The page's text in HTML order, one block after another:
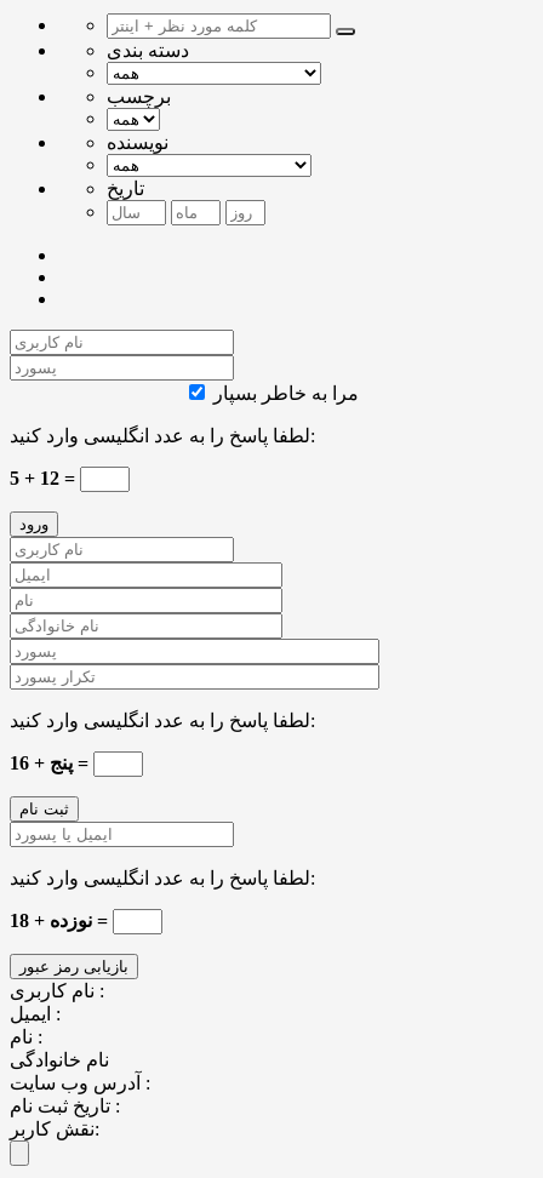
دسته بندی
برچسب
نویسنده
تاریخ
مرا به خاطر بسپار
لطفا پاسخ را به عدد انگلیسی وارد کنید:
5 + 12 =
لطفا پاسخ را به عدد انگلیسی وارد کنید:
16 + پنج =
لطفا پاسخ را به عدد انگلیسی وارد کنید:
نوزده + 18 =
نام کاربری :
ایمیل :
نام :
نام خانوادگی
آدرس وب سایت :
تاریخ ثبت نام :
نقش کاربر: